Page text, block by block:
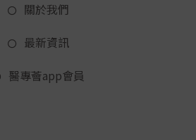
關於我們
最新資訊
醫專薈app會員